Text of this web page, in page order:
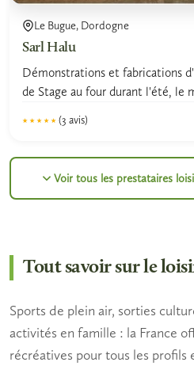
Le Bugue, Dordogne
Sarl Halu
Démonstrations et fabrications
de Stage au four durant l'été, le
★★★★★
★★★★★ (3 avis)
Voir tous les prestataires
Tout savoir sur le
Sports de plein air, sorties
activités en famille : la France
récréatives pour tous les profils